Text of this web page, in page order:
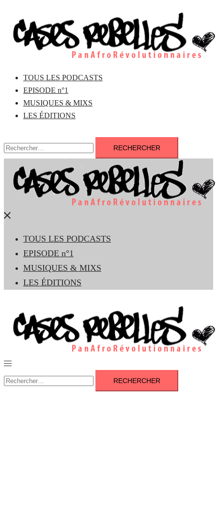
contenu
TOUS LES PODCASTS
EPISODE n°1
MUSIQUES & MIXS
LES ÉDITIONS
Rechercher :
Fermer
menu
TOUS LES PODCASTS
EPISODE n°1
MUSIQUES & MIXS
LES ÉDITIONS
Ouvrir/fermer
le
menu
Rechercher :